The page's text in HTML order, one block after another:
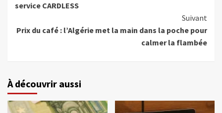
service CARDLESS
Suivant
Prix du café : l’Algérie met la main dans la poche pour
calmer la flambée
À découvrir aussi